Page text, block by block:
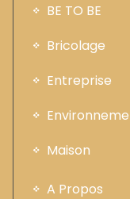
BE TO BE
Bricolage
Entreprise
Maison
A Propos